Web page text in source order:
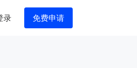
录 免费申请